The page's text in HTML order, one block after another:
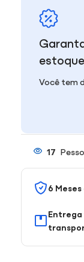
estoque
Você tem
17
6
Entrega